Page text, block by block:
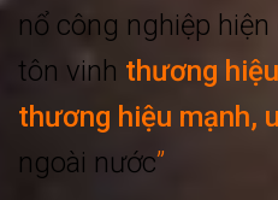
nổ công nghiệp
tôn vinh thương
thương hiệu mạnh,
ngoài nước”